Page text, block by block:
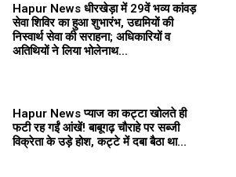
Hapur News धीरखेड़ा में 29वें भव्य कांवड़
सेवा शिविर का हुआ शुभारंभ, उद्यमियों की
निस्वार्थ सेवा की सराहना; अधिकारियों व
अतिथियों ने लिया भोलेनाथ...
Hapur News प्याज का कट्टा खोलते ही
फटी रह गईं आंखें! बाबूगढ़ चौराहे पर सब्जी
विक्रेता के उड़े होश, कट्टे में दबा बैठा था...